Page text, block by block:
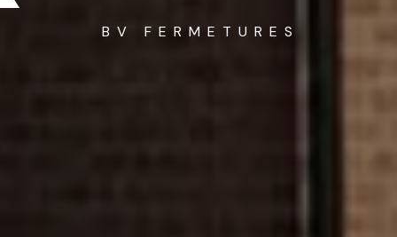
BV FERMETURES